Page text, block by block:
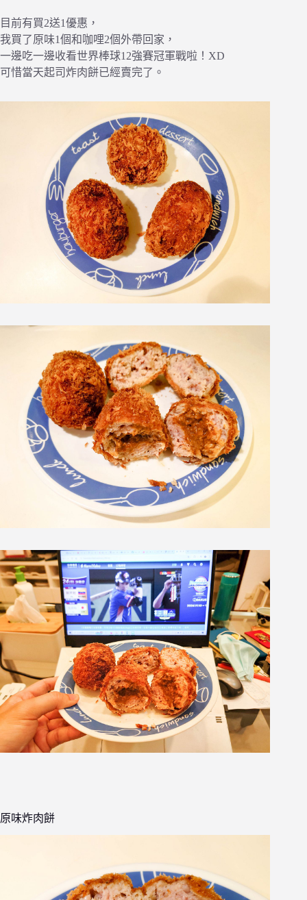
目前有買2送1優惠，
我買了原味1個和咖哩2個外帶回家，
一邊吃一邊收看世界棒球12強賽冠軍戰啦！XD
可惜當天起司炸肉餅已經賣完了。
原味炸肉餅